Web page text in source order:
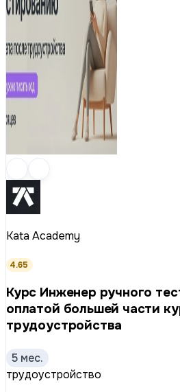
Kata Academy
4.65
Курс Инженер ручного
оплатой большей части
трудоустройства
5 мес.
трудоустройство